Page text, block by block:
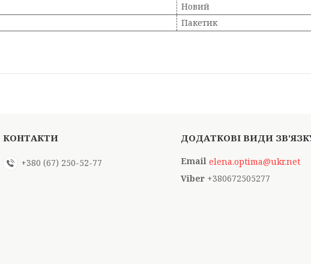
Новий
Пакетик
+380 (67) 250-52-77
elena.optima@ukr.net
+380672505277